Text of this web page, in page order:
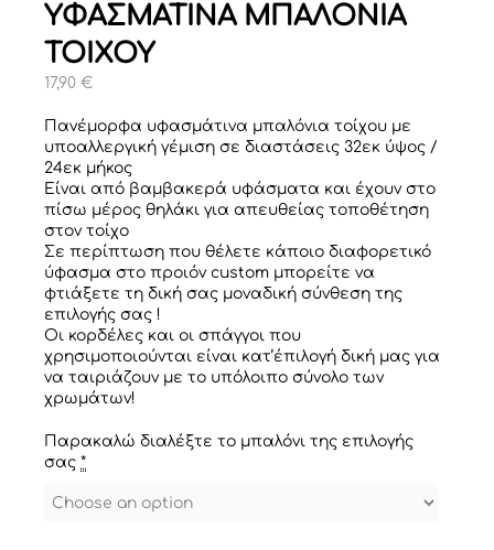
ΥΦΑΣΜΑΤΙΝΑ ΜΠΑΛΟΝΙΑ
ΤΟΙΧΟΥ
17,90 €
Πανέμορφα υφασμάτινα μπαλόνια τοίχου με
υποαλλεργική γέμιση σε διαστάσεις 32εκ ύψος /
24εκ μήκος
Είναι από βαμβακερά υφάσματα και έχουν στο
πίσω μέρος θηλάκι για απευθείας τοποθέτηση
στον τοίχο
Σε περίπτωση που θέλετε κάποιο διαφορετικό
ύφασμα στο προιόν custom μπορείτε να
φτιάξετε τη δική σας μοναδική σύνθεση της
επιλογής σας !
Οι κορδέλες και οι σπάγγοι που
χρησιμοποιούνται είναι κατ’έπιλογή δική μας για
να ταιριάζουν με το υπόλοιπο σύνολο των
χρωμάτων!
Παρακαλώ διαλέξτε το μπαλόνι της επιλογής
σας *